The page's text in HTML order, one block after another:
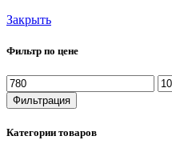
Закрыть
Фильтр по цене
Минимальная
цена
Фильтрация
Категории товаров